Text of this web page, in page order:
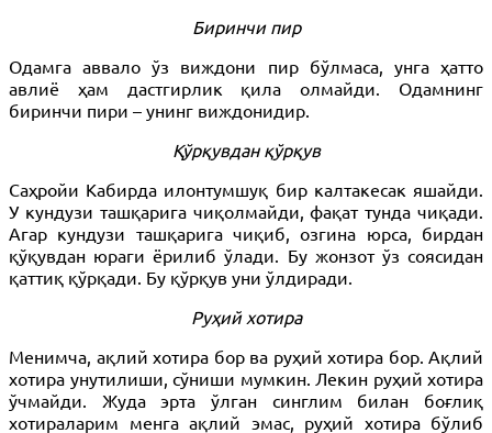
Биринчи пир
Одамга аввало ўз виждони пир бўлмаса, унга ҳатто
авлиё ҳам дастгирлик қила олмайди. Одамнинг
биринчи пири – унинг виждонидир.
Қўрқувдан қўрқув
Саҳройи Кабирда илонтумшуқ бир калтакесак яшайди.
У кундузи ташқарига чиқолмайди, фақат тунда чиқади.
Агар кундузи ташқарига чиқиб, озгина юрса, бирдан
қўқувдан юраги ёрилиб ўлади. Бу жонзот ўз соясидан
қаттиқ қўрқади. Бу қўрқув уни ўлдиради.
Руҳий хотира
Менимча, ақлий хотира бор ва руҳий хотира бор. Ақлий
хотира унутилиши, сўниши мумкин. Лекин руҳий хотира
ўчмайди. Жуда эрта ўлган синглим билан боғлиқ
хотираларим менга ақлий эмас, руҳий хотира бўлиб